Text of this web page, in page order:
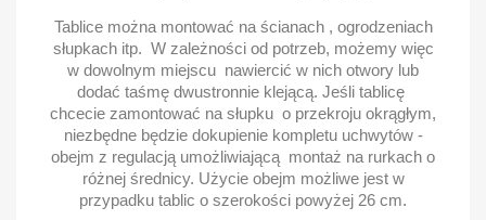
Tablice można montować na ścianach , ogrodzeniach
słupkach itp. W zależności od potrzeb, możemy więc
w dowolnym miejscu nawiercić w nich otwory lub
dodać taśmę dwustronnie klejącą. Jeśli tablicę
chcecie zamontować na słupku o przekroju okrągłym,
niezbędne będzie dokupienie kompletu uchwytów -
obejm z regulacją umożliwiającą montaż na rurkach o
różnej średnicy. Użycie obejm możliwe jest w
przypadku tablic o szerokości powyżej 26 cm.